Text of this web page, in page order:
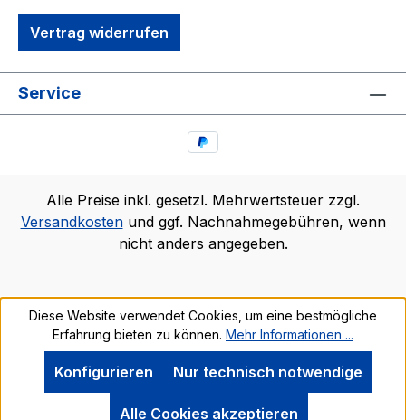
Vertrag widerrufen
Service
Alle Preise inkl. gesetzl. Mehrwertsteuer zzgl.
Versandkostenund ggf. Nachnahmegebühren, wenn
nicht anders angegeben.
Diese Website verwendet Cookies, um eine bestmögliche
Erfahrung bieten zu können. Mehr Informationen ...
Nur technisch notwendige
Konfigurieren
Alle Cookies akzeptieren